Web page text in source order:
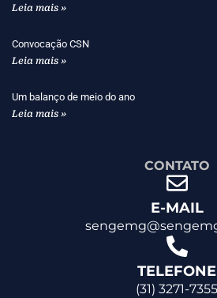
Leia mais »
Convocação CSN
Leia mais »
Um balanço de meio do ano
Leia mais »
CONTATO
E-MAIL
TELEFONE
(31) 3271-7355